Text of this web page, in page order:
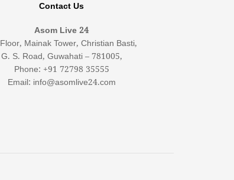
Contact Us
Asom Live 24
Mainak Tower, Christian Basti,
G. S. Road, Guwahati – 781005,
Phone: +91 72798 35555
Email: info@asomlive24.com